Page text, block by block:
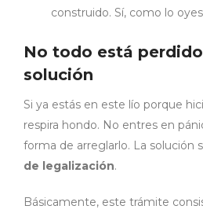
construido. Sí, como lo
No todo está
solución
Si ya estás en este lío porque
respira hondo. No entres en
forma de arreglarlo. La solución
de legalización.
Básicamente, este trámite